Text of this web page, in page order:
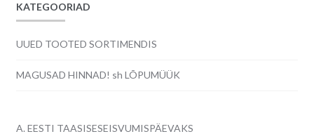
KATEGOORIAD
UUED TOOTED SORTIMENDIS
MAGUSAD HINNAD! sh LÕPUMÜÜK
A. EESTI TAASISESEISVUMISPÄEVAKS